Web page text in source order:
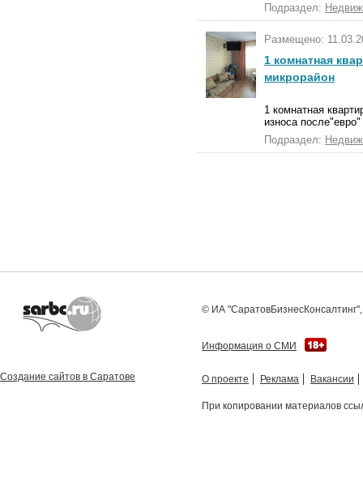
Подраздел:
Размещено:
1 комнатная
микрорайон
1 комнатная
износа
Подраздел:
© ИА
Информация о СМИ
О проекте Реклама Вакансии
При копировании материалов
Создание сайтов в Саратове